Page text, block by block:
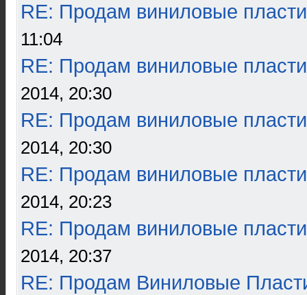
RE: Продам виниловые
11:04
RE: Продам виниловые
2014, 20:30
RE: Продам виниловые
2014, 20:30
RE: Продам виниловые
2014, 20:23
RE: Продам виниловые
2014, 20:37
RE: Продам Виниловые